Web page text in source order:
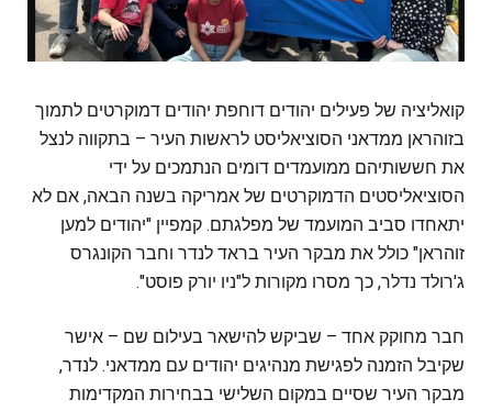
קואליציה של פעילים יהודים דוחפת יהודים דמוקרטים לתמוך
בזוהראן ממדאני הסוציאליסט לראשות העיר – בתקווה לנצל
את חששותיהם ממועמדים דומים הנתמכים על ידי
הסוציאליסטים הדמוקרטים של אמריקה בשנה הבאה, אם לא
יתאחדו סביב המועמד של מפלגתם. קמפיין "יהודים למען
זוהראן" כולל את מבקר העיר בראד לנדר וחבר הקונגרס
ג'רולד נדלר, כך מסרו מקורות ל"ניו יורק פוסט".
חבר מחוקק אחד – שביקש להישאר בעילום שם – אישר
שקיבל הזמנה לפגישת מנהיגים יהודים עם ממדאני. לנדר,
מבקר העיר שסיים במקום השלישי בבחירות המקדימות